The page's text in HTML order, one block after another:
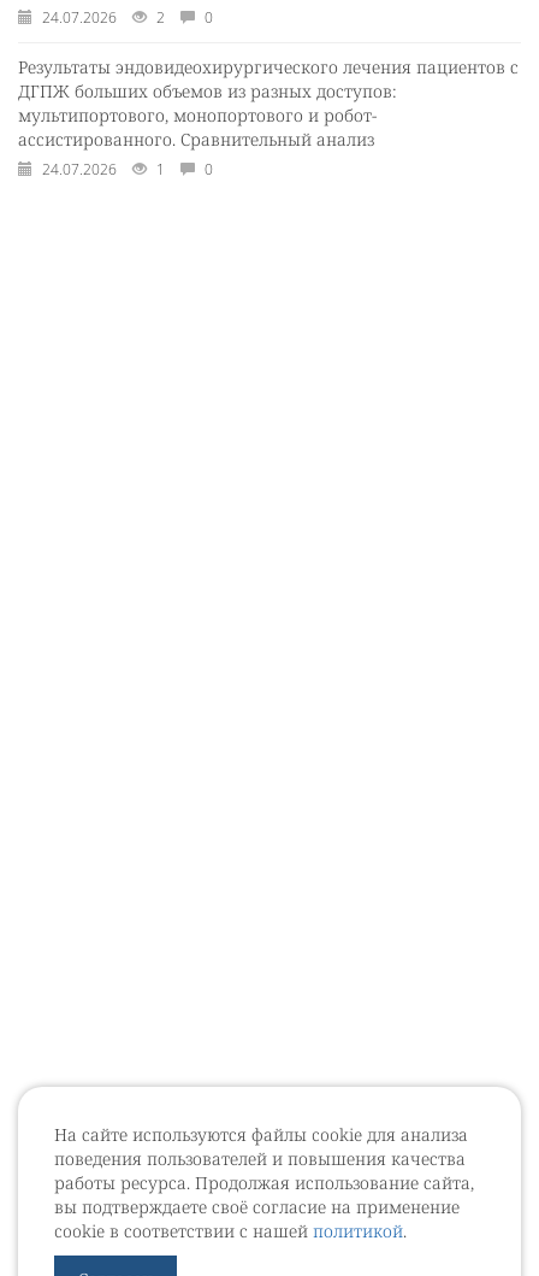
На сайте используются файлы cookie для анализа
поведения пользователей и повышения качества
работы ресурса. Продолжая использование сайта,
вы подтверждаете своё согласие на применение
cookie в соответствии с нашей политикой.
24.07.2026 2 0
Результаты эндовидеохирургического лечения пациентов с
ДГПЖ больших объемов из разных доступов:
мультипортового, монопортового и робот-
ассистированного. Сравнительный анализ
24.07.2026 1 0